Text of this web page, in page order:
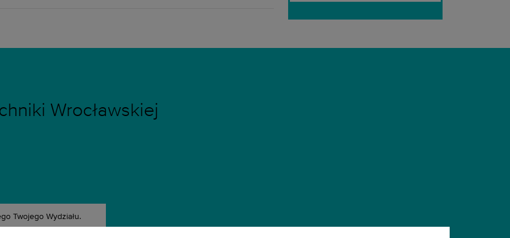
Wrocławskiej
Twojego Wydziału.